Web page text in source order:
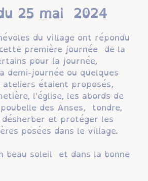
25 mai 2024
du village ont répondu
première journée de la
pour la journée,
demi-journée ou quelques
étaient proposés,
l'église, les abords de
des Anses, tondre,
et protéger les
posées dans le village.
beau soleil et dans la bonne